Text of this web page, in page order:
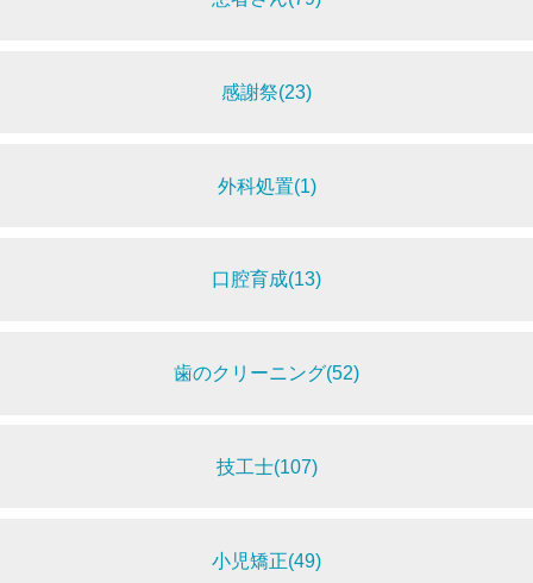
感謝祭(23)
外科処置(1)
口腔育成(13)
歯のクリーニング(52)
技工士(107)
小児矯正(49)